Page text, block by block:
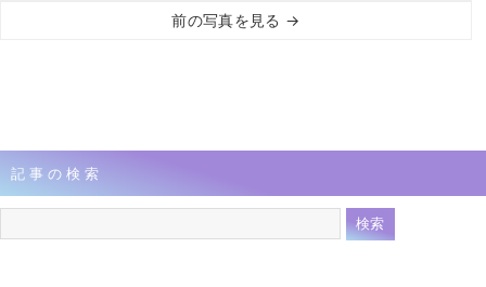
前の写真を見る →
記事の検索